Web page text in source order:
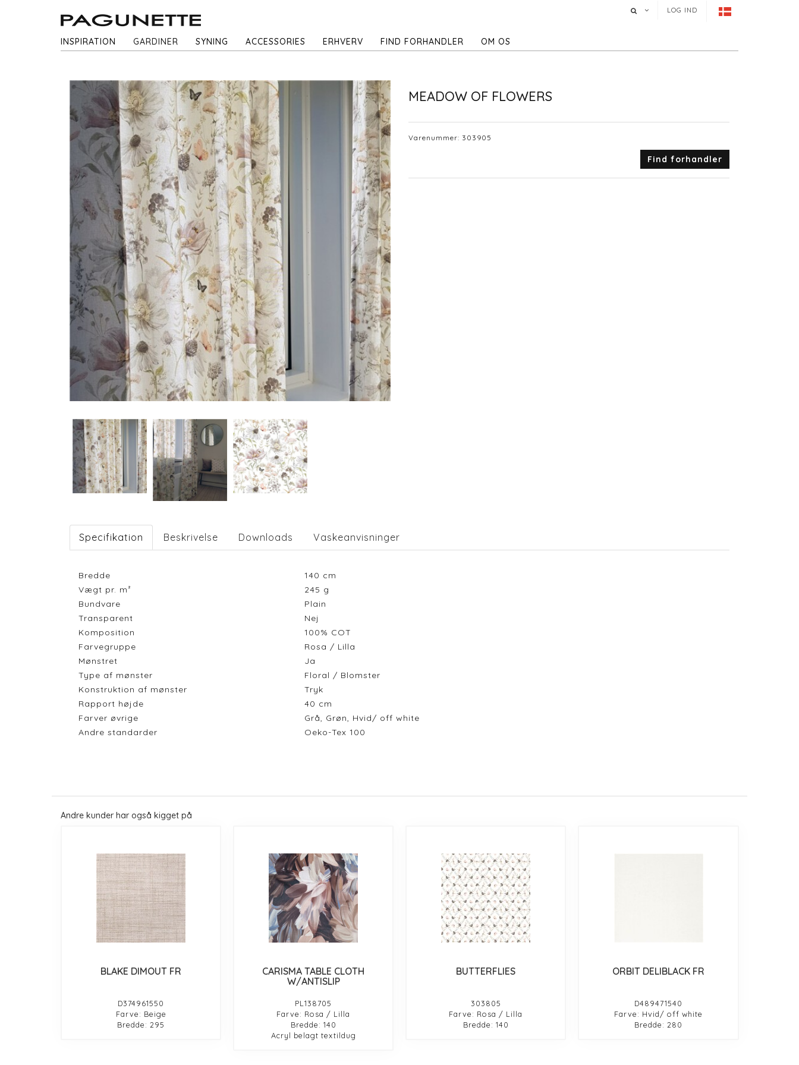
LOG IND
INSPIRATION GARDINER SYNING ACCESSORIES ERHVERV FIND FORHANDLER OM OS
MEADOW OF FLOWERS
Varenummer: 303905
Find forhandler
Specifikation Beskrivelse Downloads Vaskeanvisninger
Bredde 140 cm
Vægt pr. m²
245 g
Bundvare
Plain
Transparent
Nej
Komposition
100% COT
Farvegruppe
Rosa / Lilla
Mønstret
Ja
Type af mønster
Floral / Blomster
Konstruktion af mønster
Tryk
Rapport højde
40 cm
Farver øvrige
Grå, Grøn, Hvid/ off white
Andre standarder
Oeko-Tex 100
Andre kunder har også kigget på
BLAKE DIMOUT FR
D374961550
Farve: Beige
Bredde: 295
CARISMA TABLE CLOTH
W/ANTISLIP
PL138705
Farve: Rosa / Lilla
Bredde: 140
Acryl belagt textildug
BUTTERFLIES
303805
Farve: Rosa / Lilla
Bredde: 140
ORBIT DELIBLACK FR
D489471540
Farve: Hvid/ off white
Bredde: 280